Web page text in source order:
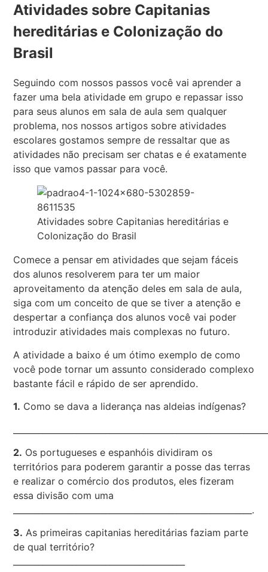
Atividades sobre Capitanias
hereditárias e Colonização do
Brasil
Seguindo com nossos passos você vai aprender a
fazer uma bela atividade em grupo e repassar isso
para seus alunos em sala de aula sem qualquer
problema, nos nossos artigos sobre atividades
escolares gostamos sempre de ressaltar que as
atividades não precisam ser chatas e é exatamente
isso que vamos passar para você.
Atividades sobre Capitanias hereditárias e
Colonização do Brasil
Comece a pensar em atividades que sejam fáceis
dos alunos resolverem para ter um maior
aproveitamento da atenção deles em sala de aula,
siga com um conceito de que se tiver a atenção e
despertar a confiança dos alunos você vai poder
introduzir atividades mais complexas no futuro.
A atividade a baixo é um ótimo exemplo de como
você pode tornar um assunto considerado complexo
bastante fácil e rápido de ser aprendido.
1. Como se dava a liderança nas aldeias indígenas?
2. Os portugueses e espanhóis dividiram os
territórios para poderem garantir a posse das terras
e realizar o comércio dos produtos, eles fizeram
essa divisão com uma
_________________________________________________________.
3. As primeiras capitanias hereditárias faziam parte
de qual território?